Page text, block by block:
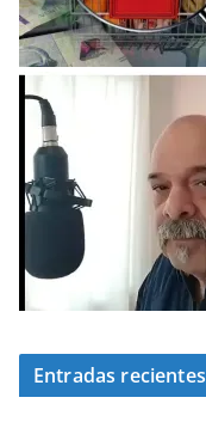
Entradas recientes